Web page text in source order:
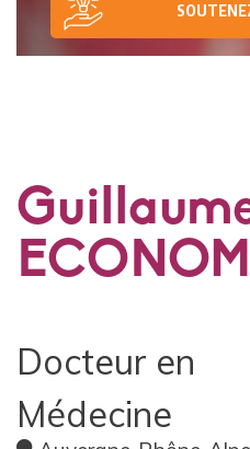
Docteur en
Médecine